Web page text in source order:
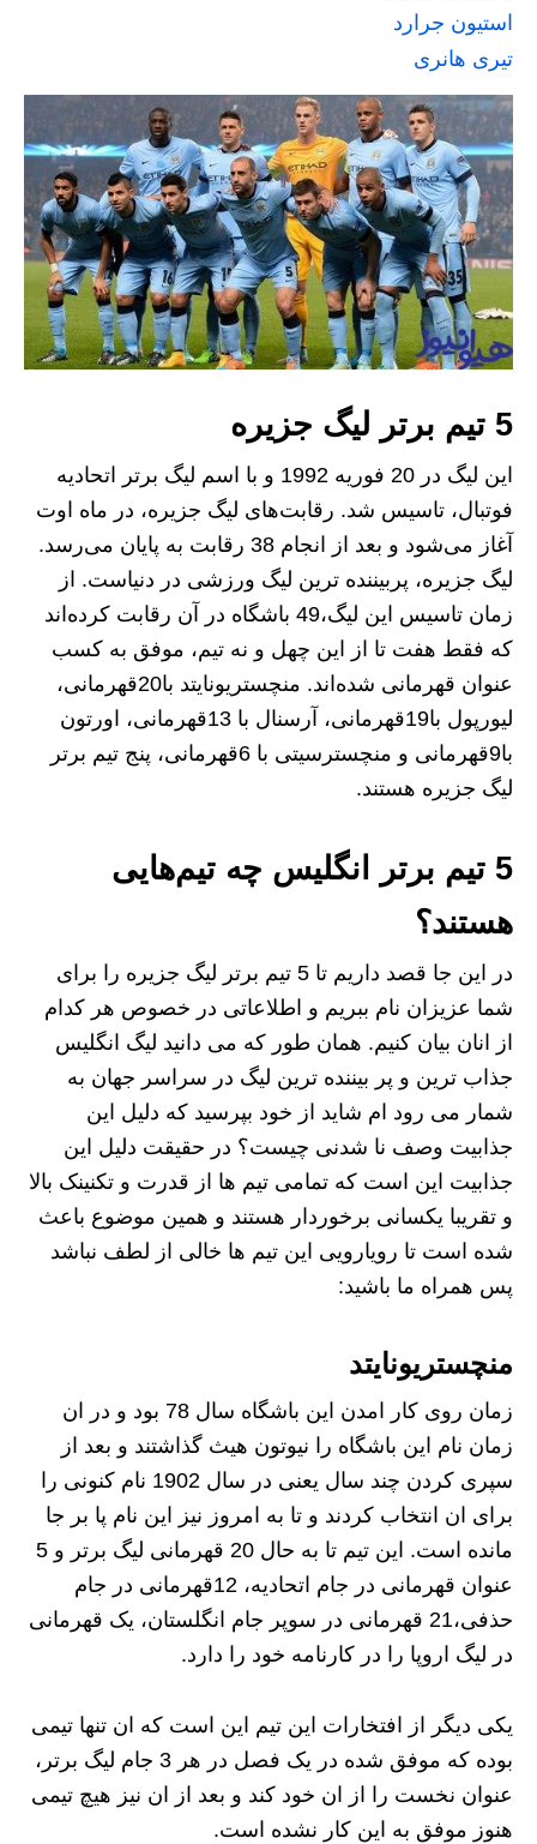
استیون جرارد
تیری هانری
5 تیم برتر لیگ جزیره
این لیگ در 20 فوریه 1992 و با اسم لیگ برتر اتحادیه
فوتبال، تاسیس شد. رقابت‌های لیگ جزیره، در ماه اوت
آغاز می‌شود و بعد از انجام 38 رقابت به پایان می‌رسد.
لیگ جزیره، پربیننده‌ ترین لیگ ورزشی در دنیاست. از
زمان تاسیس این لیگ،49 باشگاه در آن رقابت کرده‌اند
که فقط هفت تا از این چهل و نه تیم، موفق به کسب
عنوان قهرمانی شده‌اند. منچستریونایتد با20قهرمانی،
لیورپول با19قهرمانی، آرسنال با 13قهرمانی، اورتون
با9قهرمانی و منچسترسیتی با 6قهرمانی، پنج تیم برتر
لیگ جزیره هستند.
5 تیم برتر انگلیس چه تیم‌هایی
هستند؟
در این جا قصد داریم تا 5 تیم برتر لیگ جزیره را برای
شما عزیزان نام ببریم و اطلاعاتی در خصوص هر کدام
از انان بیان کنیم. همان طور که می دانید لیگ انگلیس
جذاب ترین و پر بیننده ترین لیگ در سراسر جهان به
شمار می رود ام شاید از خود بپرسید که دلیل این
جذابیت وصف نا شدنی چیست؟ در حقیقت دلیل این
جذابیت این است که تمامی تیم ها از قدرت و تکنینک بالا
و تقریبا یکسانی برخوردار هستند و همین موضوع باعث
شده است تا رویارویی این تیم ها خالی از لطف نباشد
پس همراه ما باشید:
منچستریونایتد
زمان روی کار امدن این باشگاه سال 78 بود و در ان
زمان نام این باشگاه را نیوتون هیث گذاشتند و بعد از
سپری کردن چند سال یعنی در سال 1902 نام کنونی را
برای ان انتخاب کردند و تا به امروز نیز این نام پا بر جا
مانده است. این تیم تا به حال 20 قهرمانی لیگ برتر و 5
عنوان قهرمانی در جام اتحادیه، 12قهرمانی در جام
حذفی،21 قهرمانی در سوپر جام انگلستان، یک قهرمانی
در لیگ اروپا را در کارنامه خود را دارد.
یکی دیگر از افتخارات این تیم این است که ان تنها تیمی
بوده که موفق شده در یک فصل در هر 3 جام لیگ برتر،
عنوان نخست را از ان خود کند و بعد از ان نیز هیچ تیمی
هنوز موفق به این کار نشده است.